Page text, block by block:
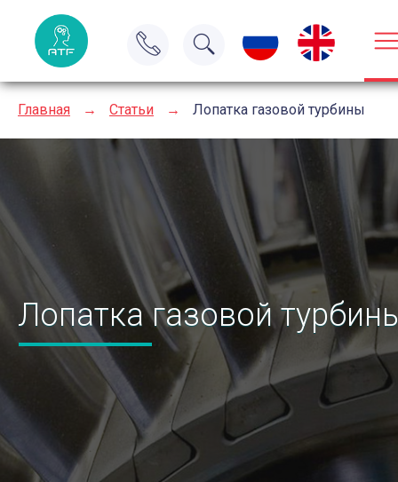
Главная → Статьи → Лопатка газовой турбины
Лопатка газовой